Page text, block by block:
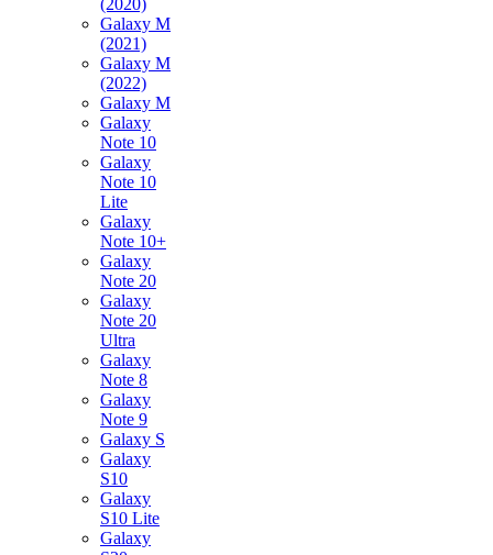
(2020)
Galaxy M
(2021)
Galaxy M
(2022)
Galaxy M
Galaxy
Note 10
Galaxy
Note 10
Lite
Galaxy
Note 10+
Galaxy
Note 20
Galaxy
Note 20
Ultra
Galaxy
Note 8
Galaxy
Note 9
Galaxy S
Galaxy
S10
Galaxy
S10 Lite
Galaxy